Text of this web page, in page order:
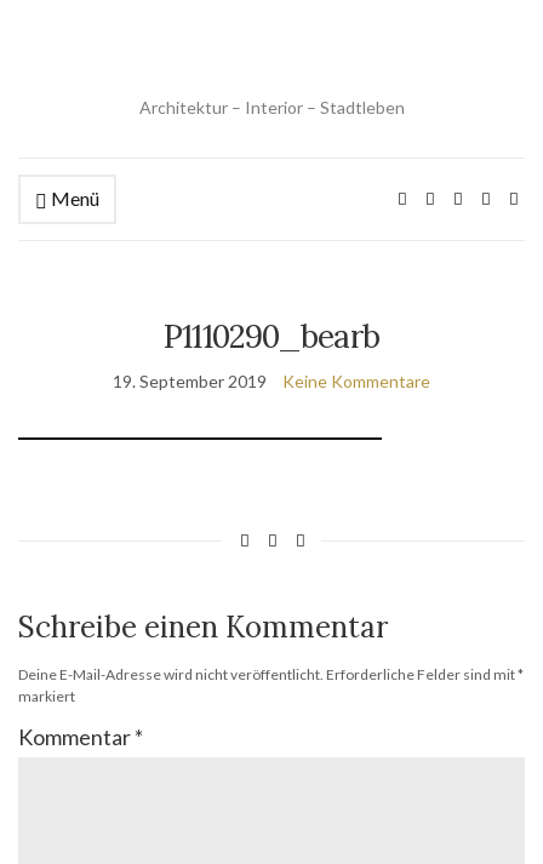
Architektur – Interior – Stadtleben
Menü
P1110290_bearb
19. September 2019 Keine Kommentare
Schreibe einen Kommentar
Deine E-Mail-Adresse wird nicht veröffentlicht. Erforderliche Felder sind mit*
markiert
Kommentar*